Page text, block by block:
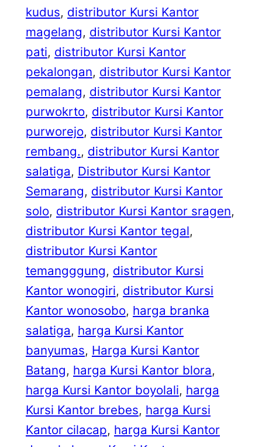
kudus, distributor Kursi Kantor
magelang, distributor Kursi Kantor
pati, distributor Kursi Kantor
pekalongan, distributor Kursi Kantor
pemalang, distributor Kursi Kantor
purwokrto, distributor Kursi Kantor
purworejo, distributor Kursi Kantor
rembang., distributor Kursi Kantor
salatiga, Distributor Kursi Kantor
Semarang, distributor Kursi Kantor
solo, distributor Kursi Kantor sragen
distributor Kursi Kantor tegal
distributor Kursi Kantor
temangggung, distributor Kursi
Kantor wonogiri, distributor Kursi
Kantor wonosobo, harga branka
salatiga, harga Kursi Kantor
banyumas, Harga Kursi Kantor
Batang, harga Kursi Kantor blora
harga Kursi Kantor boyolali, harga
Kursi Kantor brebes, harga Kursi
Kantor cilacap, harga Kursi Kantor